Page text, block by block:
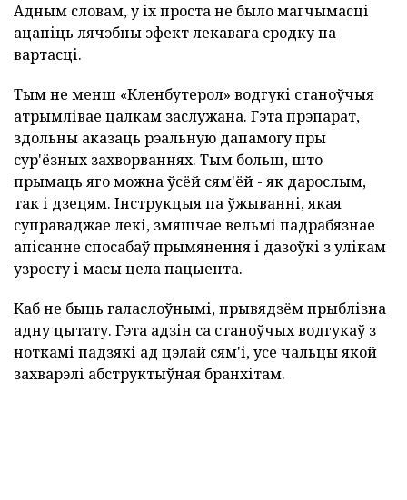
Адным словам, у іх проста не было магчымасці
ацаніць лячэбны эфект лекавага сродку па
вартасці.
Тым не менш «Кленбутерол» водгукі станоўчыя
атрымлівае цалкам заслужана. Гэта прэпарат,
здольны аказаць рэальную дапамогу пры
сур'ёзных захворваннях. Тым больш, што
прымаць яго можна ўсёй сям'ёй - як дарослым,
так і дзецям. Інструкцыя па ўжыванні, якая
суправаджае лекі, змяшчае вельмі падрабязнае
апісанне спосабаў прымянення і дазоўкі з улікам
узросту і масы цела пацыента.
Каб не быць галаслоўнымі, прывядзём прыблізна
адну цытату. Гэта адзін са станоўчых водгукаў з
ноткамі падзякі ад цэлай сям'і, усе чальцы якой
захварэлі абструктыўная бранхітам.